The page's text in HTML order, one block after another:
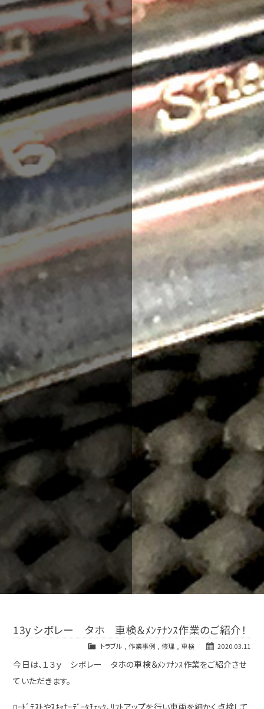
13y シボレー タホ 車検＆ﾒﾝﾃﾅﾝｽ作業のご紹介！
2020.03.11
トラブル ,作業事例 ,修理 ,車検
今日は、１３ｙ シボレー タホの車検＆ﾒﾝﾃﾅﾝｽ作業をご紹介させ
ていただきます。
ﾛｰﾄﾞﾃｽﾄやｽｷｬﾅｰﾃﾞｰﾀﾁｪｯｸ、ﾘﾌﾄアップを行い車両を細かく点検して